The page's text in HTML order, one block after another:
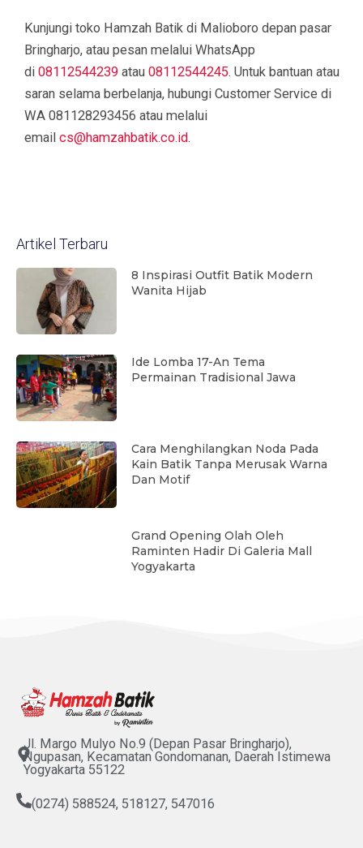
Kunjungi toko Hamzah Batik di Malioboro depan pasar
Bringharjo, atau pesan melalui WhatsApp
di 08112544239 atau 08112544245. Untuk bantuan atau
saran selama berbelanja, hubungi Customer Service di
WA 081128293456 atau melalui
email cs@hamzahbatik.co.id.
Artikel Terbaru
8 Inspirasi Outfit Batik Modern
Wanita Hijab
Ide Lomba 17-An Tema
Permainan Tradisional Jawa
Cara Menghilangkan Noda Pada
Kain Batik Tanpa Merusak Warna
Dan Motif
Grand Opening Olah Oleh
Raminten Hadir Di Galeria Mall
Yogyakarta
Jl. Margo Mulyo No.9 (Depan Pasar Bringharjo),
Ngupasan, Kecamatan Gondomanan, Daerah Istimewa
Yogyakarta 55122
(0274) 588524, 518127, 547016